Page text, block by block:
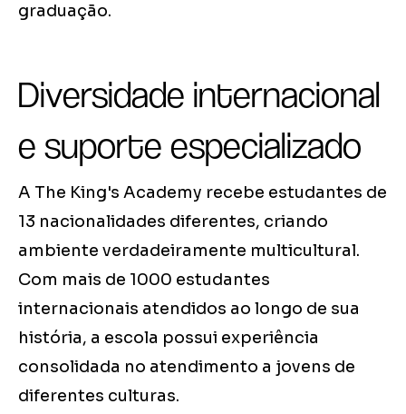
graduação.
Diversidade internacional
e suporte especializado
A The King's Academy recebe estudantes de
13 nacionalidades diferentes, criando
ambiente verdadeiramente multicultural.
Com mais de 1000 estudantes
internacionais atendidos ao longo de sua
história, a escola possui experiência
consolidada no atendimento a jovens de
diferentes culturas.